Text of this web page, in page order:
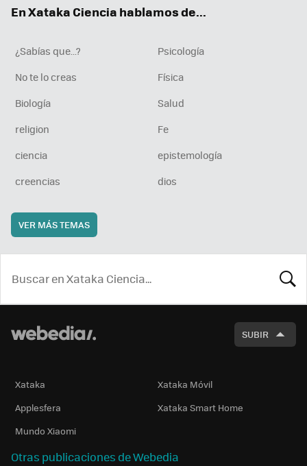
En Xataka Ciencia hablamos de...
¿Sabías que...?
Psicología
No te lo creas
Física
Biología
Salud
religion
Fe
ciencia
epistemología
creencias
dios
VER MÁS TEMAS
SUBIR
Xataka
Xataka Móvil
Applesfera
Xataka Smart Home
Mundo Xiaomi
Otras publicaciones de Webedia